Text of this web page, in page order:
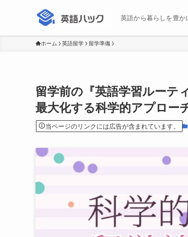
英語から暮らしを豊か
ホーム 英語留学 留学準備
留学前の『英語学習ルーテ
最大化する科学的アプロー
当ページのリンクには広告が含まれています。